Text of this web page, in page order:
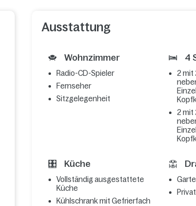
Ausstattung
Wohnzimmer
Radio-CD-Spieler
Fernseher
Sitzgelegenheit
4
2 mit
2 mit
Küche
Vollständig ausgestattete
Küche
Kühlschrank mit Gefrierfach